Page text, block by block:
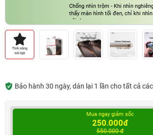
Chống nhìn trộm - Khi nhìn
thấy màn hình tối đen, chỉ khi
nội dung
Bảo hành 30 ngày, dán lại 1 lần cho tất cả
Mua ngay giảm sốc
250.000đ
550.000 đ